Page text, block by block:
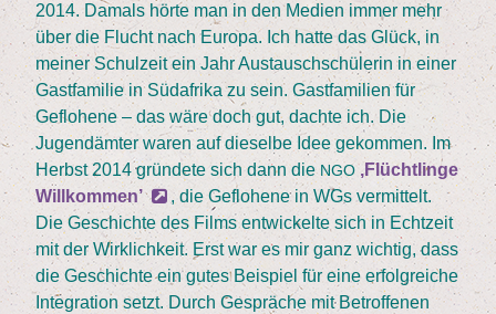
2014. Damals hör­te man in den Medi­en immer mehr
über die Flucht nach Euro­pa. Ich hat­te das Glück, in
mei­ner Schul­zeit ein Jahr Aus­tausch­schü­le­rin in einer
Gast­fa­mi­lie in Süd­afri­ka zu sein. Gast­fa­mi­li­en für
Geflo­he­ne – das wäre doch gut, dach­te ich. Die
Jugend­äm­ter waren auf die­sel­be Idee gekom­men. Im
Herbst2014grün­de­te sich dann dieNGO ‚Flücht­lin­ge
Will­kom­men’
, die Geflo­he­ne in WGs ver­mit­telt.
Die Geschich­te des Films ent­wi­ckel­te sich in Echt­zeit
mit der Wirk­lich­keit. Erst war es mir ganz wich­tig, dass
die Geschich­te ein gutes Bei­spiel für eine erfolg­rei­che
Inte­gra­ti­on setzt. Durch Gesprä­che mit Betrof­fe­nen